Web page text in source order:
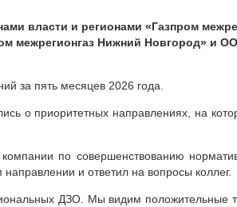
власти и регионами «Газпром
межрегионгаз Нижний Новгород» и
за пять месяцев 2026 года.
о приоритетных направлениях, на
по совершенствованию
и ответил на вопросы коллег.
ДЗО. Мы видим положительные